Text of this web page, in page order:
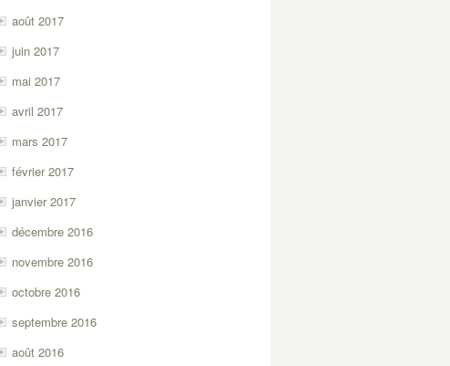
août 2017
juin 2017
mai 2017
avril 2017
mars 2017
février 2017
janvier 2017
décembre 2016
novembre 2016
octobre 2016
septembre 2016
août 2016